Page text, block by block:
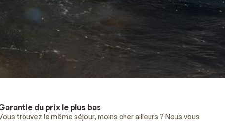
.
du prix le plus bas
trouvez le même séjour, moins cher ailleurs ? Nous vous